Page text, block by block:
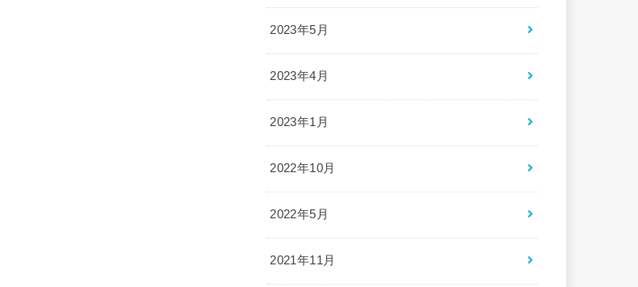
2023年5月
2023年4月
2023年1月
2022年10月
2022年5月
2021年11月